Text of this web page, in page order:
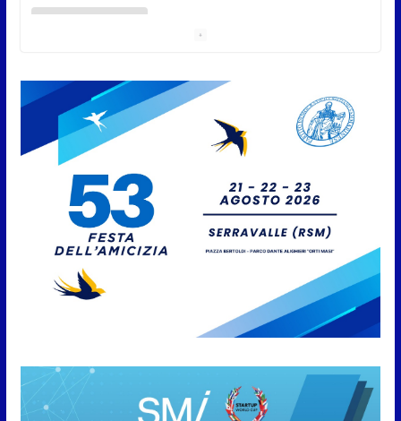
7 Agosto 2026
San Marino. Il Governo accelera
sul contratto della PA: pronta la
7 Agosto 2026
San Marino. A settant’anni dal
rogo di Marcinelle: la memoria
delle vittime e la lezione della
storia per la tutela del lavoro
7 Agosto 2026